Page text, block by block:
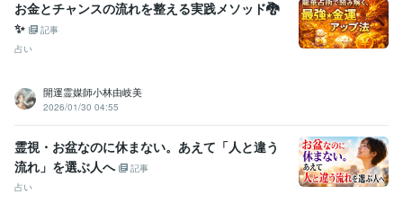
悩み相談・カウンセリング
ママ友、子育て、産前産後うつ、アトピ
ー お料理苦手、時短料理、一人暮らし簡単料理
家族問題
子育て
お金とチャンスの流れを整える実践メソッド🐉
✨
記事
占い
開運霊媒師小林由岐美
2026/01/30 04:55
霊視・お盆なのに休まない。あえて「人と違う
流れ」を選ぶ人へ
記事
占い